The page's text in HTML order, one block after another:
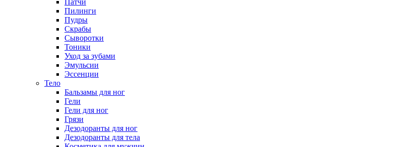
Патчи
Пилинги
Пудры
Скрабы
Сыворотки
Тоники
Уход за зубами
Эмульсии
Эссенции
Тело
Бальзамы для ног
Гели
Гели для ног
Грязи
Дезодоранты для ног
Дезодоранты для тела